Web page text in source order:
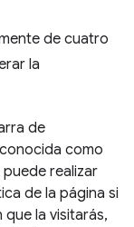
de cuatro
la
de
como
realizar
de la página si
la visitarás,